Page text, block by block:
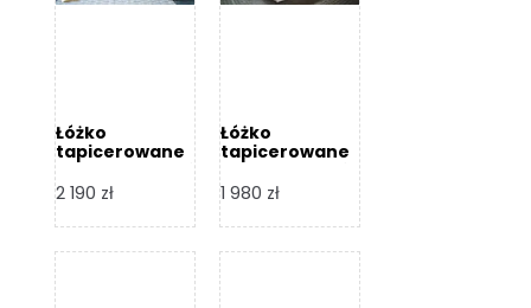
Łóżko
tapicerowane
Design
2 190 zł
Łóżko
tapicerowane
Design
1 980 zł